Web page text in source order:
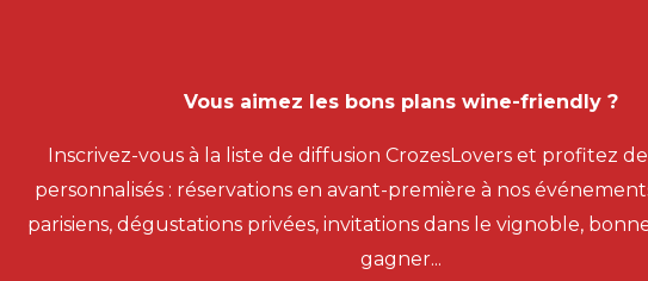
Vous aimez les bons plans wine-friendly ?
Inscrivez-vous à la liste de diffusion CrozesLovers et profitez
personnalisés : réservations en avant-première à nos
parisiens, dégustations privées, invitations dans le vignoble,
gagner...